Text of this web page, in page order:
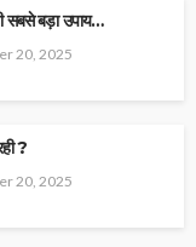
सबसे बड़ा उपाय…
20, 2025
?
20, 2025